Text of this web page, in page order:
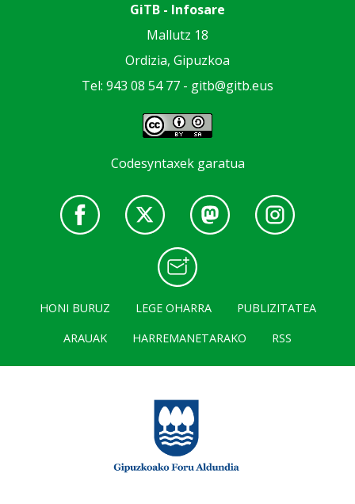
GiTB - Infosare
Mallutz 18
Ordizia, Gipuzkoa
Tel: 943 08 54 77 - gitb@gitb.eus
Codesyntaxek garatua
HONI BURUZ LEGE OHARRA
PUBLIZITATEA
ARAUAK
HARREMANETARAKO RSS